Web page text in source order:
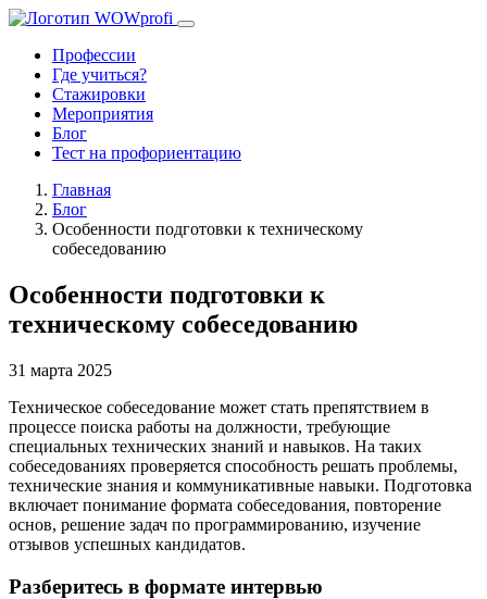
Профессии
Где учиться?
Стажировки
Мероприятия
Блог
Тест на профориентацию
Главная
Блог
Особенности подготовки к техническому
собеседованию
Особенности подготовки к
техническому собеседованию
31 марта 2025
Техническое собеседование может стать препятствием в
процессе поиска работы на должности, требующие
специальных технических знаний и навыков. На таких
собеседованиях проверяется способность решать проблемы,
технические знания и коммуникативные навыки. Подготовка
включает понимание формата собеседования, повторение
основ, решение задач по программированию, изучение
отзывов успешных кандидатов.
Разберитесь в формате интервью